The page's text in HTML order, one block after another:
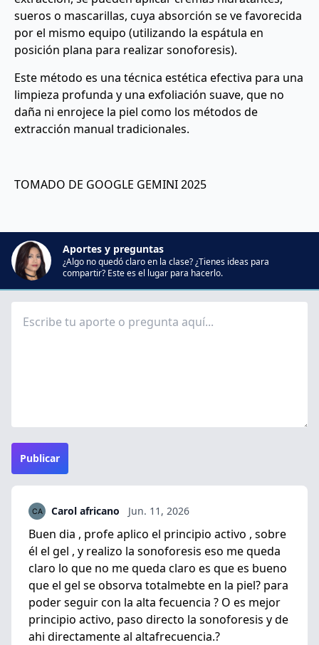
sueros o mascarillas, cuya absorción se ve favorecida
por el mismo equipo (utilizando la espátula en
posición plana para realizar sonoforesis).
Este método es una técnica estética efectiva para una
limpieza profunda y una exfoliación suave, que no
daña ni enrojece la piel como los métodos de
extracción manual tradicionales.
TOMADO DE GOOGLE GEMINI 2025
Aportes y preguntas
¿Algo no quedó claro en la clase? ¿Tienes ideas para
compartir? Este es el lugar para hacerlo.
Publicar
Carol africano Jun. 11, 2026
Buen dia , profe aplico el principio activo , sobre
él el gel , y realizo la sonoforesis eso me queda
claro lo que no me queda claro es que es bueno
que el gel se obsorva totalmebte en la piel? para
poder seguir con la alta fecuencia ? O es mejor
principio activo, paso directo la sonoforesis y de
ahi directamente al altafrecuencia.?